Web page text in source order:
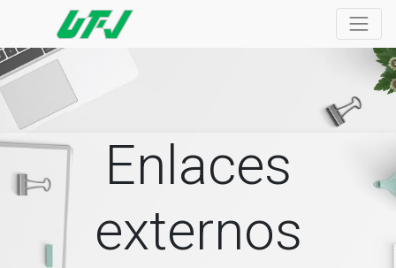
Enlaces
externos